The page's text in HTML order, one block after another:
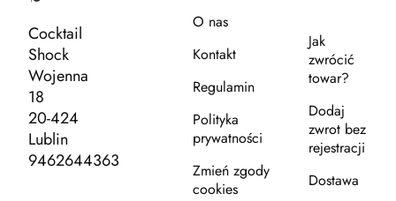
Cocktail
Shock
Wojenna
18
20-424
Lublin
9462644363
O nas
Kontakt
Regulamin
Polityka
prywatności
Zmień zgody
cookies
Jak
zwrócić
towar?
Dodaj
zwrot bez
rejestracji
Dostawa